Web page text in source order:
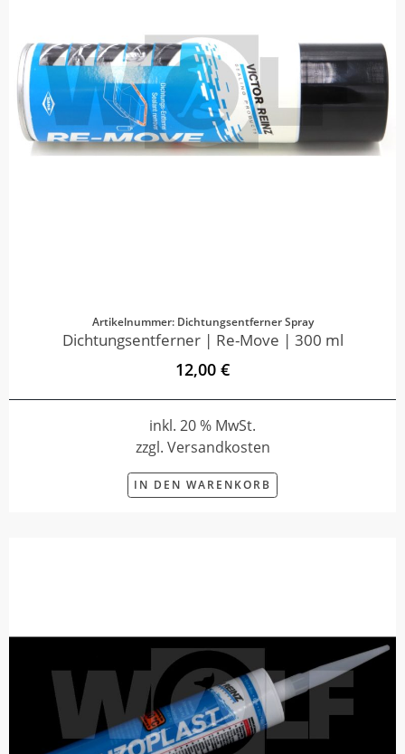
Artikelnummer: Dichtungsentferner Spray
Dichtungsentferner | Re-Move | 300 ml
12,00 €
inkl. 20 % MwSt.
zzgl. Versandkosten
IN DEN WARENKORB